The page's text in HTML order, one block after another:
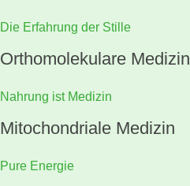
Die Erfahrung der Stille
Orthomolekulare Medizin
Nahrung ist Medizin
Mitochondriale Medizin
Pure Energie